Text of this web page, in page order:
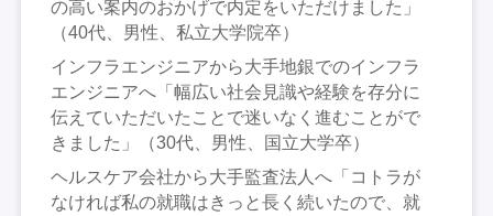
の高い案内のおかげで内定をいただけました」
（40代、男性、私立大学院卒）
インフラエンジニアから大手地銀でのインフラ
エンジニアへ「幅広い社会見識や経験を存分に
伝えていただいたことで迷いなく進むことがで
きました」（30代、男性、国立大学卒）
ヘルスケア会社から大手監査法人へ「コトラが
なければ私の就職はきっと長く続いたので、就